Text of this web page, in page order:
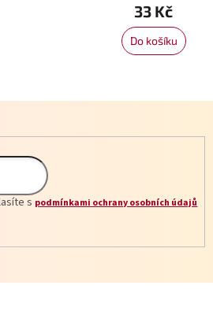
33 Kč
Do košíku
s podmínkami ochrany osobních údajů